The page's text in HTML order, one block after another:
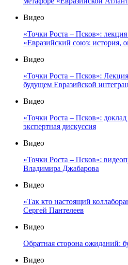
Видео
«Точки Роста – Псков»:
«Евразийский союз: история,
Видео
«Точки Роста – Псков»:
будущем Евразийской
Видео
«Точки Роста – Псков»:
экспертная дискуссия
Видео
«Точки Роста – Псков»:
Владимира Джабарова
Видео
«Так кто настоящий
Сергей Пантелеев
Видео
Обратная сторона ожиданий:
Видео